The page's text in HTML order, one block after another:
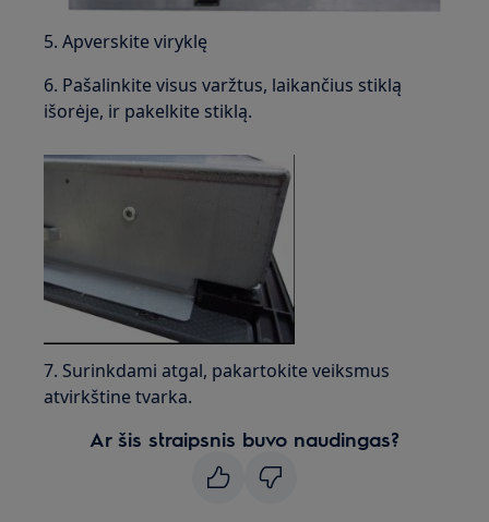
5. Apverskite viryklę
6. Pašalinkite visus varžtus, laikančius stiklą
išorėje, ir pakelkite stiklą.
7. Surinkdami atgal, pakartokite veiksmus
atvirkštine tvarka.
Ar šis straipsnis buvo naudingas?